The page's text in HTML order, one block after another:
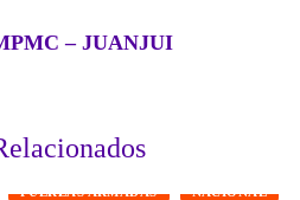
– JUANJUI
FUERZAS ARMADAS NACIONAL